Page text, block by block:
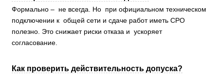
Формально – не всегда. Но при официальном техническом
подключении к общей сети и сдаче работ иметь СРО
полезно. Это снижает риски отказа и ускоряет
согласование.
Как проверить действительность допуска?